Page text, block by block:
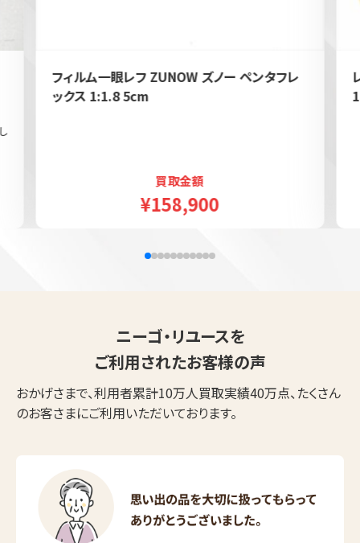
フィルム一眼レフ ZUNOW ズノー ペンタフレ
ックス 1:1.8 5cm
買取金額
¥158,900
ニーゴ・リユースを
ご利用されたお客様の声
おかげさまで、利用者累計10万人買取実績40万点、たくさん
のお客さまにご利用いただいております。